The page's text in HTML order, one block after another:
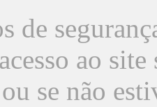
de
ao
ou se não